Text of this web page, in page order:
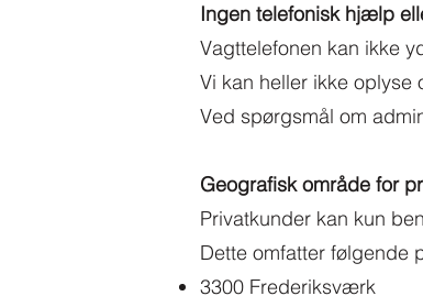
Ingen telefonisk hjælp
Vagttelefonen kan ikke
Vi kan heller ikke oplyse
Ved spørgsmål om
Geografisk område for
Privatkunder kan kun
Dette omfatter følgende
3300 Frederiksværk